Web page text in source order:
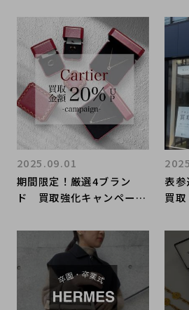
期間限定！厳選4ブラン
ド 買取強化キャンペー
するならブランドコレクト
表参道1号店にお任せくだ
さい。
2025.09.01
表
買
号